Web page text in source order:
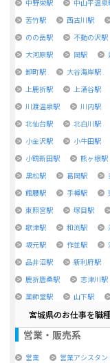
中野栄駅
中山平温泉
苦竹駅
西古川駅
のの岳駅
不動の沢駅
大河原駅
岡駅
卸町駅
大谷海岸駅
上鹿折駅
上涌谷駅
川渡温泉駅
川内駅
北仙台駅
北白川駅
小金沢駅
小牛田駅
小鶴新田駅
熊ヶ根駅
黒松駅
葛岡駅
館腰駅
手樽駅
東照宮駅
塚目駅
歌津駅
和渕駅
坂元駅
作並駅
品井沼駅
新利府駅
鹿折唐桑駅
志津川駅
薬師堂駅
山下駅
宮城県のお仕事を職
営業・販売系
営業 営業アシスタン